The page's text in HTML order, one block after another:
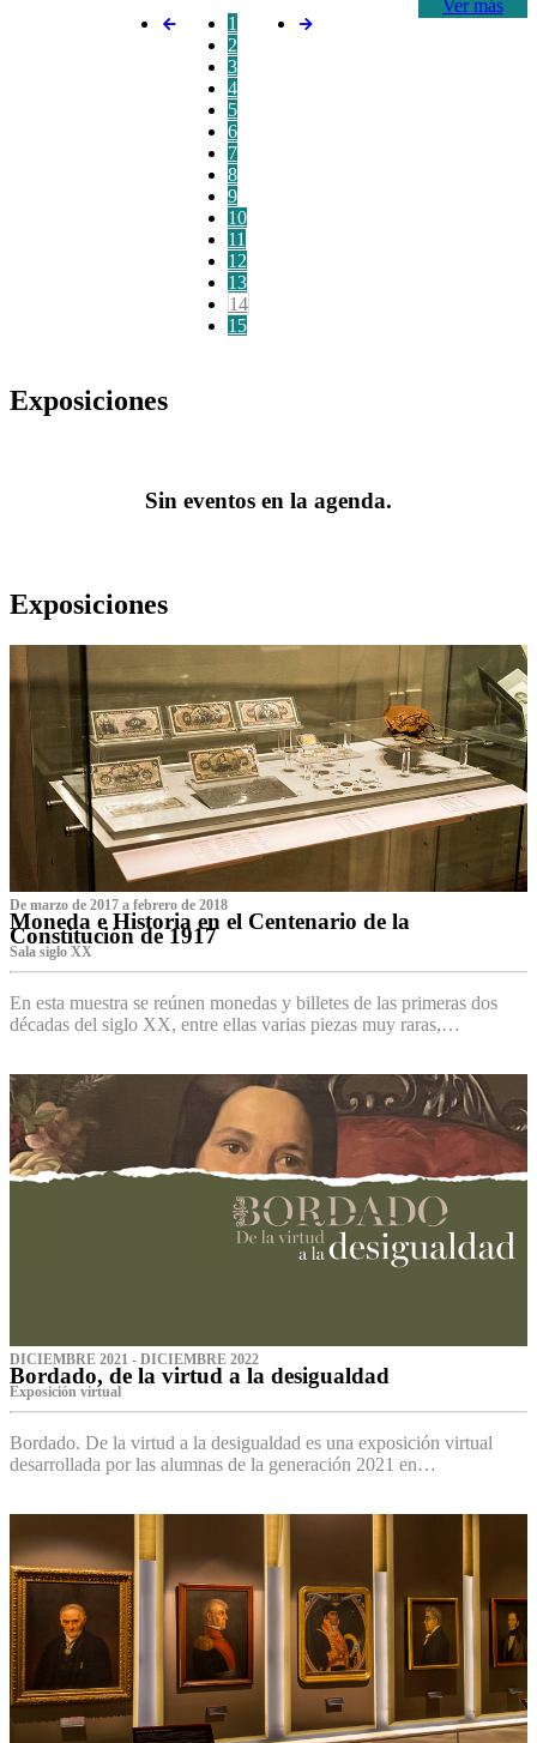
Ver más
1
2
3
4
5
6
7
8
9
10
11
12
13
14
15
Exposiciones
Sin eventos en la agenda.
Exposiciones
De marzo de 2017 a febrero de 2018
Moneda e Historia en el Centenario de la
Constitución de 1917
Sala siglo XX
En esta muestra se reúnen monedas y billetes de las primeras dos
décadas del siglo XX, entre ellas varias piezas muy raras,…
DICIEMBRE 2021 - DICIEMBRE 2022
Bordado, de la virtud a la desigualdad
Exposición virtual‌
Bordado. De la virtud a la desigualdad es una exposición virtual
desarrollada por las alumnas de la generación 2021 en…